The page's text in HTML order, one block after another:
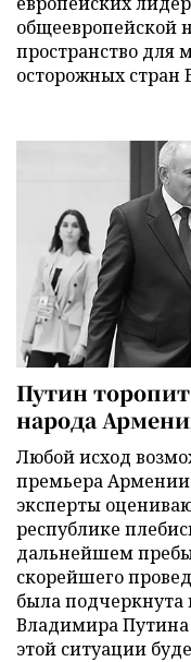
общеевропейской
пространство для
осторожных стран
Путин
народа
Любой исход
премьера
эксперты
республике
дальнейшем
скорейшего
была подчеркнута
Владимира
этой ситуации